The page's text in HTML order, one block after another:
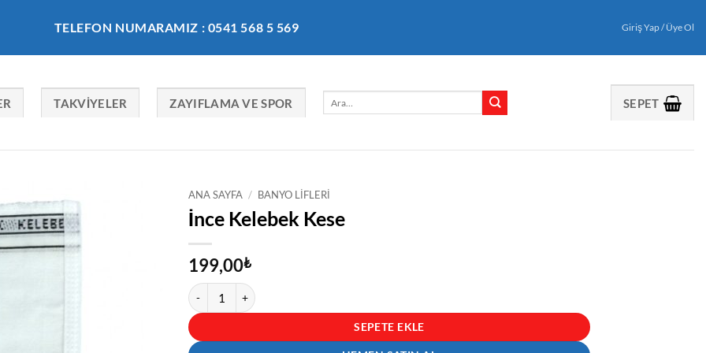
TELEFON NUMARAMIZ : 0541 568 5 569 Giriş Yap / Üye Ol
TAKVIYELER ZAYIFLAMA VE SPOR SEPET
ANA SAYFA / BANYO LIFLERI
İnce Kelebek Kese
199,00₺
İnce Kelebek Kese adet
SEPETE EKLE